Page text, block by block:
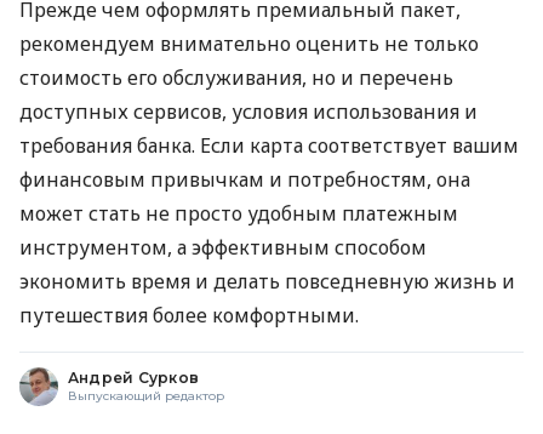
Прежде чем оформлять премиальный пакет,
рекомендуем внимательно оценить не только
стоимость его обслуживания, но и перечень
доступных сервисов, условия использования и
требования банка. Если карта соответствует вашим
финансовым привычкам и потребностям, она
может стать не просто удобным платежным
инструментом, а эффективным способом
экономить время и делать повседневную жизнь и
путешествия более комфортными.
Андрей Сурков
Выпускающий редактор